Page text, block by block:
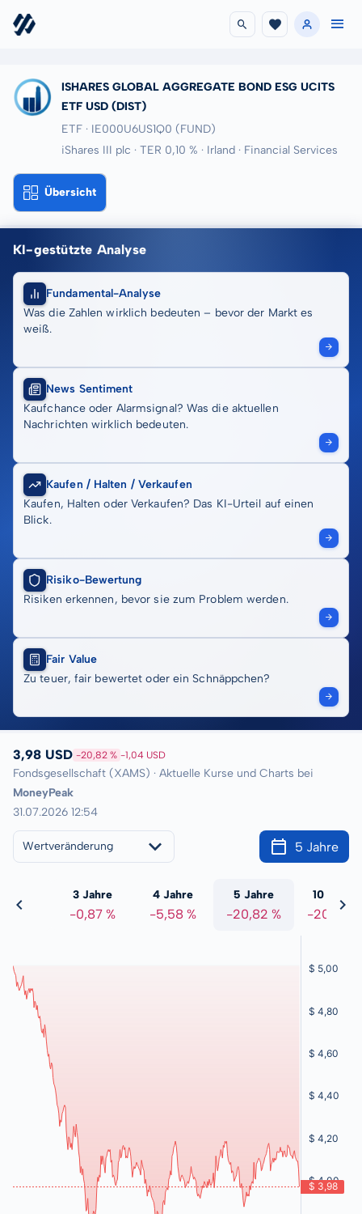
ISHARES GLOBAL AGGREGATE BOND ESG UCITS
ETF USD (DIST)
ETF · IE000U6US1Q0 (FUND)
iShares III plc · TER 0,10 % · Irland · Financial Services
Übersicht
KI-gestützte Analyse
Fundamental-Analyse
Was die Zahlen wirklich bedeuten – bevor der Markt es
weiß.
News Sentiment
Kaufchance oder Alarmsignal? Was die aktuellen
Nachrichten wirklich bedeuten.
Kaufen / Halten / Verkaufen
Kaufen, Halten oder Verkaufen? Das KI-Urteil auf einen
Blick.
Risiko-Bewertung
Risiken erkennen, bevor sie zum Problem werden.
Fair Value
Zu teuer, fair bewertet oder ein Schnäppchen?
3,98 USD -20,82 % -1,04 USD
Fondsgesellschaft (XAMS) · Aktuelle Kurse und Charts bei
MoneyPeak
31.07.2026 12:54
Wertveränderung 5 Jahre
%
3 Jahre
-0,87 %
4 Jahre
-5,58 %
5 Jahre
-20,82 %
10 Jahre
-20,82 %